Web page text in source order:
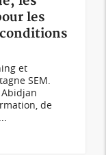
les
et
SEM.
de